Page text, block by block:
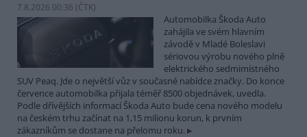
7.8.2026 00:36 (ČTK)
Automobilka Škoda Auto
zahájila ve svém hlavním
závodě v Mladé Boleslavi
sériovou výrobu nového plně
elektrického sedmimístného
SUV Peaq. Jde o největší vůz v současné nabídce značky. Do konce
července automobilka přijala téměř 8500 objednávek, uvedla.
Podle dřívějších informací Škoda Auto bude cena nového modelu
na českém trhu začínat na 1,15 milionu korun, k prvním
zákazníkům se dostane na přelomu roku.